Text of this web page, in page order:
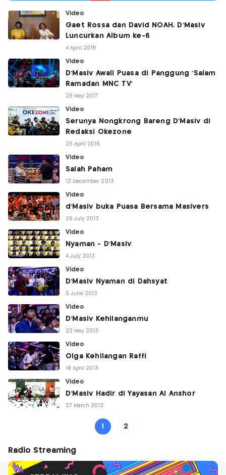
Video
Gaet Rossa dan David NOAH, D'Masiv
Luncurkan Album ke-6
4 April 2018
Video
D'Masiv Awali Puasa di Panggung 'Salam
Ramadan MNC TV'
29 May 2017
Video
Serunya Nongkrong Bareng D'Masiv di
Redaksi Okezone
25 April 2016
Video
Salah Paham
12 December 2013
Video
d'Masiv buka Puasa Bersama Masivers
25 July 2013
Video
Nyaman - D'Masiv
4 July 2013
Video
D'Masiv Nyaman di Dahsyat
5 June 2013
Video
D'Masiv Kehilanganmu
22 May 2013
Video
Olga Kehilangan Raffi
18 April 2013
Video
D'Masiv Hadir di Yayasan Al Anshor
27 March 2013
1 2
Radio Streaming